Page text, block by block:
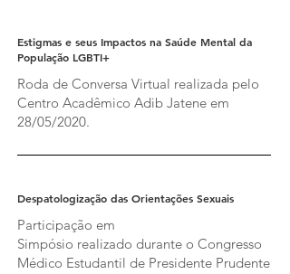
Estigmas e seus Impactos na Saúde Mental da
População LGBTI+
Roda de Conversa Virtual realizada pelo
Centro Acadêmico Adib Jatene em
28/05/2020.
Despatologização das Orientações Sexuais
Participação em
Simpósio realizado durante o Congresso
Médico Estudantil de Presidente Prudente